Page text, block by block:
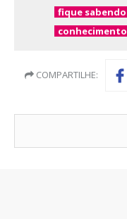
fique sabendo
conhecimento
COMPARTILHE: